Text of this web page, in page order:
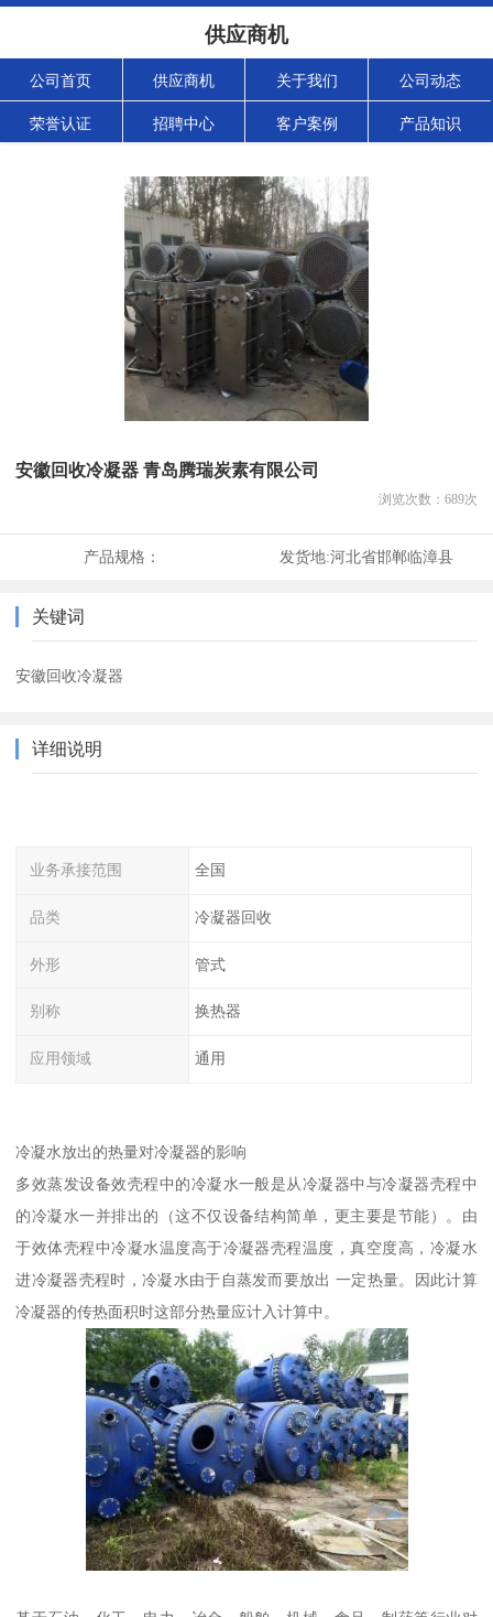
供应商机
公司首页 供应商机 关于我们 公司动态
荣誉认证 招聘中心 客户案例 产品知识
安徽回收冷凝器 青岛腾瑞炭素有限公司
浏览次数： 689次
产品规格： 发货地:河北省邯郸临漳县
关键词
安徽回收冷凝器
详细说明
业务承接范围 全国
品类 冷凝器回收
外形 管式
别称 换热器
应用领域 通用
冷凝水放出的热量对冷凝器的影响
多效蒸发设备效壳程中的冷凝水一般是从冷凝器中与冷凝器壳程中
的冷凝水一并排出的（这不仅设备结构简单，更主要是节能）。由
于效体壳程中冷凝水温度高于冷凝器壳程温度，真空度高，冷凝水
进冷凝器壳程时，冷凝水由于自蒸发而要放出 一定热量。因此计算
冷凝器的传热面积时这部分热量应计入计算中。